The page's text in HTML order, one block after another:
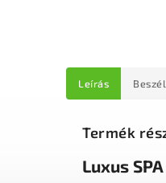
Leírás
Termék
Luxus